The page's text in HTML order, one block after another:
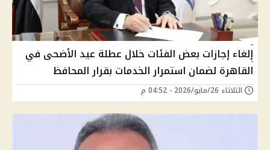
إلغاء إجازات بعض الفئات خلال عطلة عيد الأضحى في
القاهرة لضمان استمرار الخدمات بقرار المحافظ
الثلاثاء 26/مايو/2026 - 04:52 م